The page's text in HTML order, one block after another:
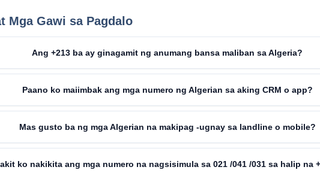
Mga Gawi sa Pagdalo
Ang +213 ba ay ginagamit ng anumang bansa maliban sa Algeria?
Paano ko maiimbak ang mga numero ng Algerian sa aking CRM o app?
Mas gusto ba ng mga Algerian na makipag -ugnay sa landline o mobile?
ko nakikita ang mga numero na nagsisimula sa 021 /041 /031 sa halip na